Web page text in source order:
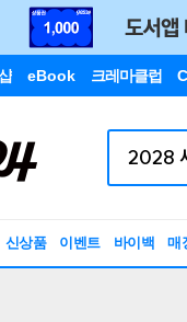
eBook 크레마클럽
신상품 이벤트 바이백 매